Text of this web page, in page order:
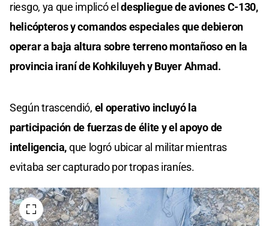
riesgo, ya que implicó eldespliegue de aviones C-130,
helicópteros y comandos especiales que debieron
operar a baja altura sobre terreno montañoso en la
provincia iraní de Kohkiluyeh y Buyer Ahmad.
Según trascendió, el operativo incluyó la
participación de fuerzas de élite y el apoyo de
inteligencia,que logró ubicar al militar mientras
evitaba ser capturado por tropas iraníes.